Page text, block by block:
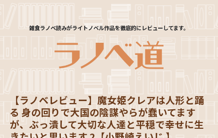
雑食ラノベ読みがライトノベル作品を徹底的にレビューしてます。
【ラノベレビュー】魔女姫クレアは人形と踊
る 身の回りで大国の陰謀やらが蠢いてます
が、ぶっ潰して大切な人達と平穏で幸せに生